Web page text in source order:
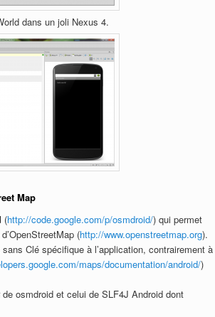
dans un joli Nexus 4.
Map
(http://code.google.com/p/osmdroid/) qui permet
(http://www.openstreetmap.org).
Clé spécifique à l’application, contrairement à
maps/documentation/android/)
osmdroid et celui de SLF4J Android dont